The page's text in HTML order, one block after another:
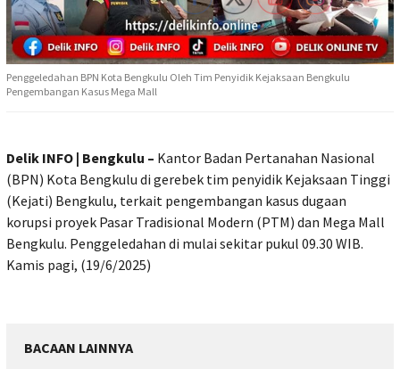
Penggeledahan BPN Kota Bengkulu Oleh Tim Penyidik Kejaksaan Bengkulu
Pengembangan Kasus Mega Mall
Delik INFO | Bengkulu – Kantor Badan Pertanahan Nasional
(BPN) Kota Bengkulu di gerebek tim penyidik Kejaksaan Tinggi
(Kejati) Bengkulu, terkait pengembangan kasus dugaan
korupsi proyek Pasar Tradisional Modern (PTM) dan Mega Mall
Bengkulu. Penggeledahan di mulai sekitar pukul 09.30 WIB.
Kamis pagi, (19/6/2025)
BACAAN LAINNYA